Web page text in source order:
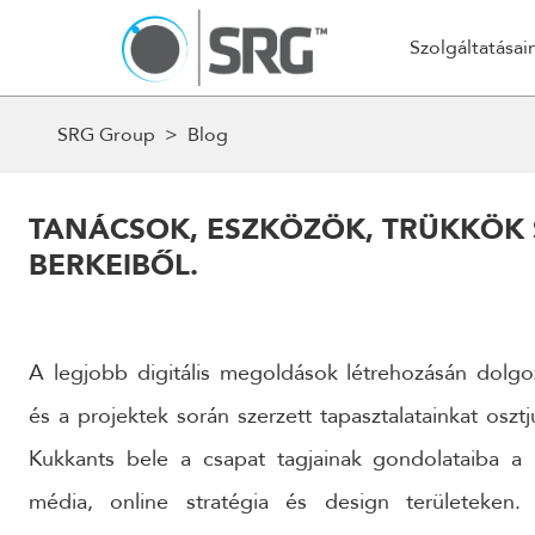
24 ÓRÁN BELÜL FELVESSZÜK VELED
HOGY RÉSZLETESEN MEGBESZÉLJÜK
EMAIL
Stratégia és konzultáció
Kampánystratégia
Egyedi
CMS/
SRG Group > Blog
TANÁCSOK, ESZKÖZÖK,
BERKEIBŐL.
A legjobb digitális megoldások létrehozásán
és a projektek során szerzett tapasztalatainkat
Kukkants bele a csapat tagjainak gondolataiba a
média, online stratégia és design területeken.